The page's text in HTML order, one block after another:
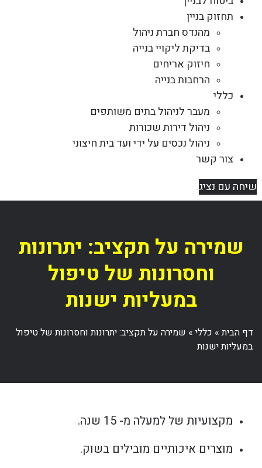
תחזוק בניין
מהנדס חברת ניהול
בדיקת ליקויי בנייה
חיזוק אריחים
הרחבות בנייה
כללי
מעבר לניהול בתים משותפים
ניהול דירות שכורות
ניהול נכסים על ידי ועד בית חיצוני
צור קשר
שיחה עם נציג
שמירה על תקציב: יתרונות
וחסרונות של טיפול
במעליות ישנות
דף הבית» כללי» שמירה על תקציב: יתרונות וחסרונות של טיפול
במעליות ישנות
מקצועיות של למעלה מ- 15 שנה.
מוצרים איכותיים מובילים בשוק.